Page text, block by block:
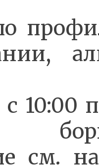
10:00
см.